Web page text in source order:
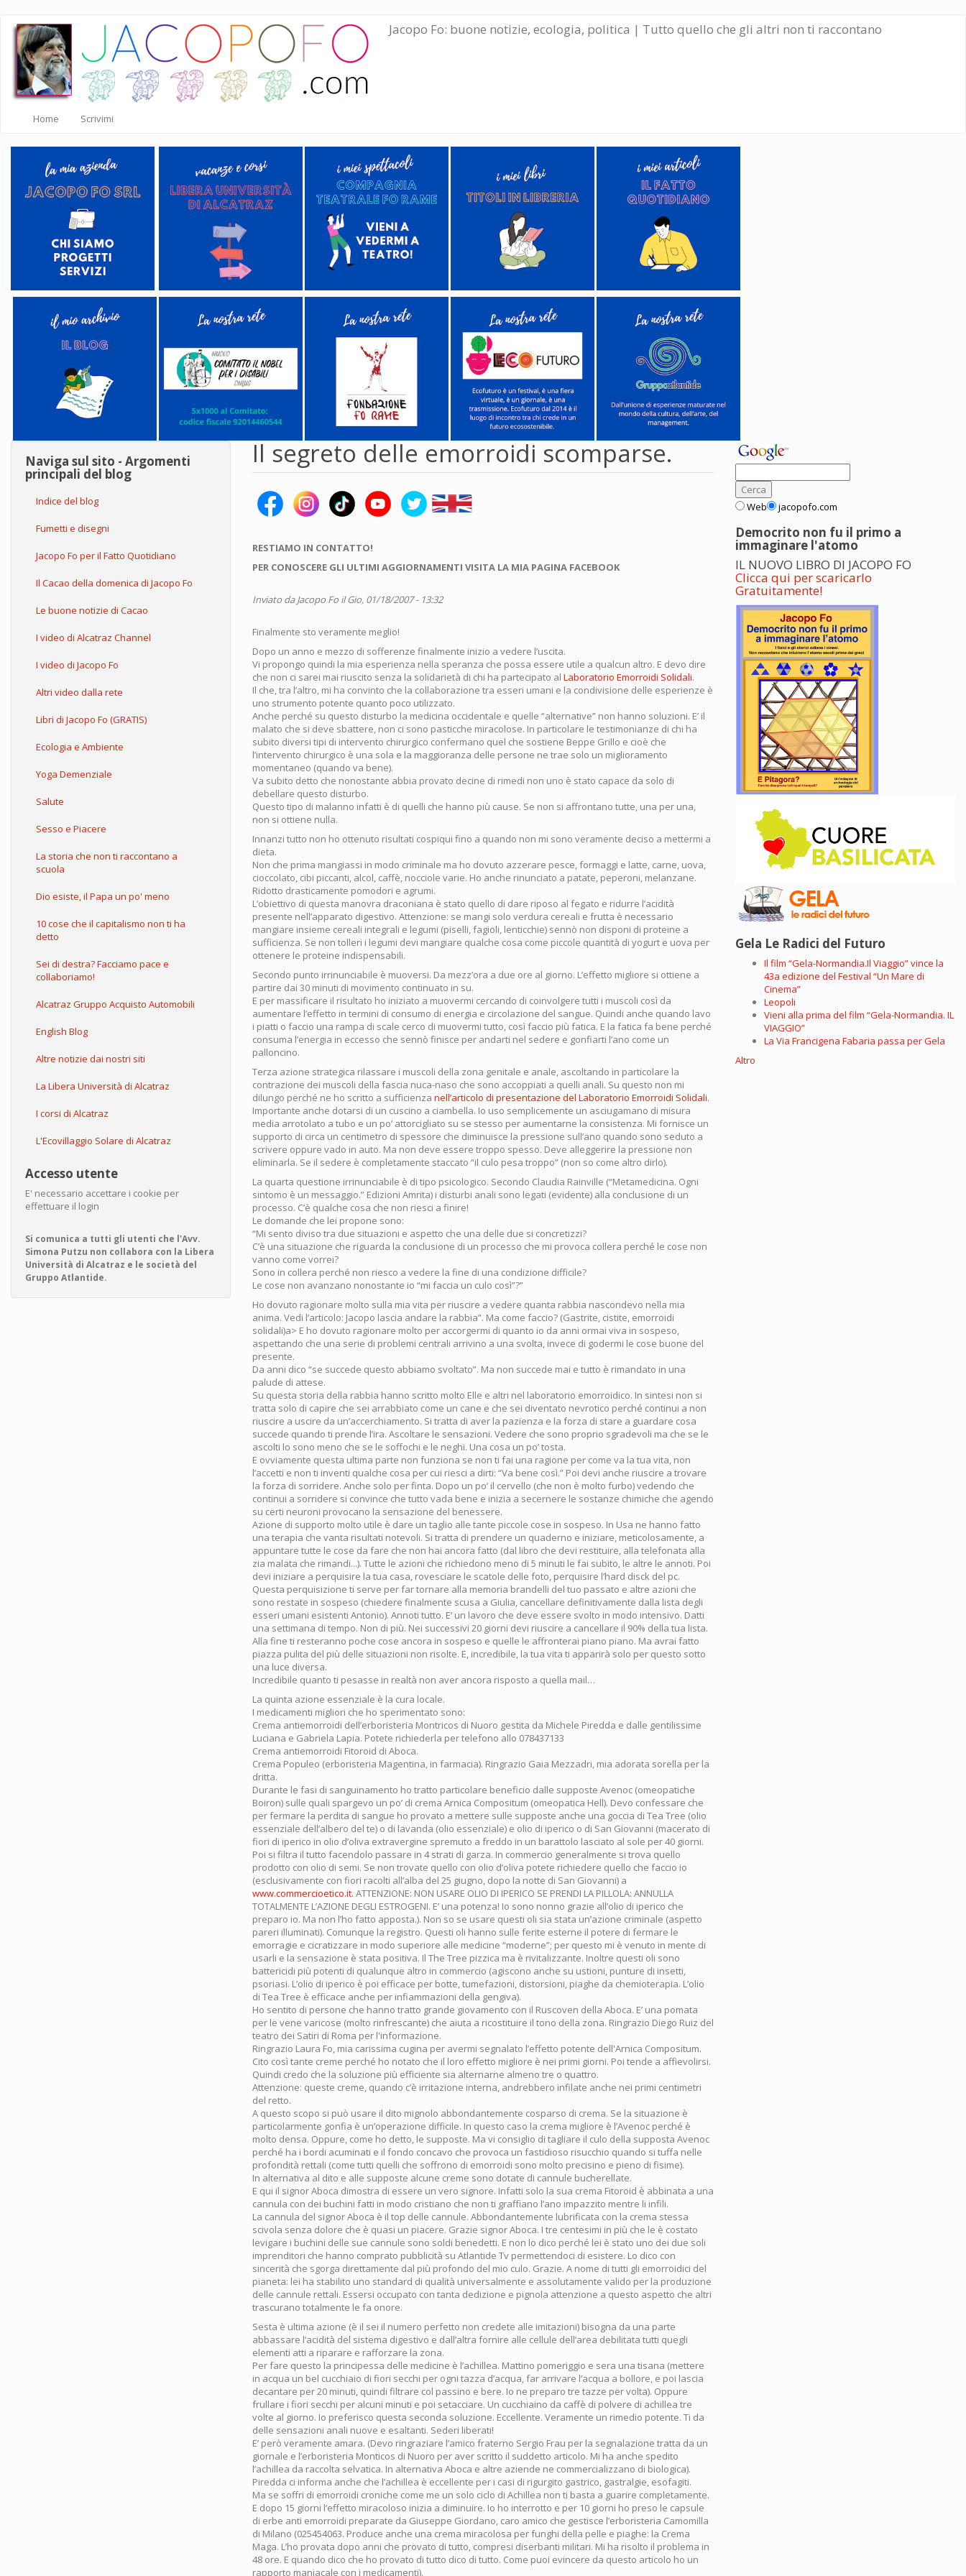
Salta
contenuto
principale
Jacopo Fo: buone notizie, ecologia, politica | Tutto quello che gli altri non ti raccontano
Home Scrivimi
Naviga sul sito - Argomenti
principali del blog
Indice del blog
Fumetti e disegni
Jacopo Fo per il Fatto Quotidiano
Il Cacao della domenica di Jacopo Fo
Le buone notizie di Cacao
I video di Alcatraz Channel
I video di Jacopo Fo
Altri video dalla rete
Libri di Jacopo Fo (GRATIS)
Ecologia e Ambiente
Yoga Demenziale
Salute
Sesso e Piacere
La storia che non ti raccontano a
scuola
Dio esiste, il Papa un po' meno
10 cose che il capitalismo non ti ha
detto
Sei di destra? Facciamo pace e
collaboriamo!
Alcatraz Gruppo Acquisto Automobili
English Blog
Altre notizie dai nostri siti
La Libera Università di Alcatraz
I corsi di Alcatraz
L'Ecovillaggio Solare di Alcatraz
Accesso utente
E' necessario accettare i cookie per
effettuare il login
Si comunica a tutti gli utenti che l'Avv.
Simona Putzu non collabora con la Libera
Università di Alcatraz e le società del
Gruppo Atlantide.
Il segreto delle emorroidi scomparse.
RESTIAMO IN CONTATTO!
PER CONOSCERE GLI ULTIMI AGGIORNAMENTI VISITA LA MIA PAGINA FACEBOOK
Inviato daJacopo Fo il Gio, 01/18/2007 - 13:32
Finalmente sto veramente meglio!
Dopo un anno e mezzo di sofferenze finalmente inizio a vedere l’uscita.
Vi propongo quindi la mia esperienza nella speranza che possa essere utile a qualcun altro. E devo dire
che non ci sarei mai riuscito senza la solidarietà di chi ha partecipato al Laboratorio Emorroidi Solidali.
Il che, tra l’altro, mi ha convinto che la collaborazione tra esseri umani e la condivisione delle esperienze è
uno strumento potente quanto poco utilizzato.
Anche perché su questo disturbo la medicina occidentale e quelle “alternative” non hanno soluzioni. E’ il
malato che si deve sbattere, non ci sono pasticche miracolose. In particolare le testimonianze di chi ha
subito diversi tipi di intervento chirurgico confermano quel che sostiene Beppe Grillo e cioè che
l’intervento chirurgico è una sola e la maggioranza delle persone ne trae solo un miglioramento
momentaneo (quando va bene).
Va subito detto che nonostante abbia provato decine di rimedi non uno è stato capace da solo di
debellare questo disturbo.
Questo tipo di malanno infatti è di quelli che hanno più cause. Se non si affrontano tutte, una per una,
non si ottiene nulla.
Innanzi tutto non ho ottenuto risultati cospiqui fino a quando non mi sono veramente deciso a mettermi a
dieta.
Non che prima mangiassi in modo criminale ma ho dovuto azzerare pesce, formaggi e latte, carne, uova,
cioccolato, cibi piccanti, alcol, caffè, nocciole varie. Ho anche rinunciato a patate, peperoni, melanzane.
Ridotto drasticamente pomodori e agrumi.
L’obiettivo di questa manovra draconiana è stato quello di dare riposo al fegato e ridurre l’acidità
presente nell’apparato digestivo. Attenzione: se mangi solo verdura cereali e frutta è necessario
mangiare insieme cereali integrali e legumi (piselli, fagioli, lenticchie) sennò non disponi di proteine a
sufficienza. Se non tolleri i legumi devi mangiare qualche cosa come piccole quantità di yogurt e uova per
ottenere le proteine indispensabili.
Secondo punto irrinunciabile è muoversi. Da mezz’ora a due ore al giorno. L’effetto migliore si ottiene a
partire dai 30 minuti di movimento continuato in su.
E per massificare il risultato ho iniziato a muovermi cercando di coinvolgere tutti i muscoli così da
aumentare l’effetto in termini di consumo di energia e circolazione del sangue. Quindi anche quando lavo
i piatti o faccio una rampa di scale cerco di muovermi tutto, così faccio più fatica. E la fatica fa bene perché
consuma l’energia in eccesso che sennò finisce per andarti nel sedere e gonfiarti l’ano come un
palloncino.
Terza azione strategica rilassare i muscoli della zona genitale e anale, ascoltando in particolare la
contrazione dei muscoli della fascia nuca-naso che sono accoppiati a quelli anali. Su questo non mi
dilungo perché ne ho scritto a sufficienza nell’articolo di presentazione del Laboratorio Emorroidi Solidali.
Importante anche dotarsi di un cuscino a ciambella. Io uso semplicemente un asciugamano di misura
media arrotolato a tubo e un po’ attorcigliato su se stesso per aumentarne la consistenza. Mi fornisce un
supporto di circa un centimetro di spessore che diminuisce la pressione sull’ano quando sono seduto a
scrivere oppure vado in auto. Ma non deve essere troppo spesso. Deve alleggerire la pressione non
eliminarla. Se il sedere è completamente staccato “il culo pesa troppo” (non so come altro dirlo).
La quarta questione irrinunciabile è di tipo psicologico. Secondo Claudia Rainville (“Metamedicina. Ogni
sintomo è un messaggio.” Edizioni Amrita) i disturbi anali sono legati (evidente) alla conclusione di un
processo. C’è qualche cosa che non riesci a finire!
Le domande che lei propone sono:
“Mi sento diviso tra due situazioni e aspetto che una delle due si concretizzi?
C’è una situazione che riguarda la conclusione di un processo che mi provoca collera perché le cose non
vanno come vorrei?
Sono in collera perché non riesco a vedere la fine di una condizione difficile?
Le cose non avanzano nonostante io “mi faccia un culo così”?”
Ho dovuto ragionare molto sulla mia vita per riuscire a vedere quanta rabbia nascondevo nella mia
anima. Vedi l’articolo: Jacopo lascia andare la rabbia”. Ma come faccio? (Gastrite, cistite, emorroidi
solidali)a> E ho dovuto ragionare molto per accorgermi di quanto io da anni ormai viva in sospeso,
aspettando che una serie di problemi centrali arrivino a una svolta, invece di godermi le cose buone del
presente.
Da anni dico “se succede questo abbiamo svoltato”. Ma non succede mai e tutto è rimandato in una
palude di attese.
Su questa storia della rabbia hanno scritto molto Elle e altri nel laboratorio emorroidico. In sintesi non si
tratta solo di capire che sei arrabbiato come un cane e che sei diventato nevrotico perché continui a non
riuscire a uscire da un’accerchiamento. Si tratta di aver la pazienza e la forza di stare a guardare cosa
succede quando ti prende l’ira. Ascoltare le sensazioni. Vedere che sono proprio sgradevoli ma che se le
ascolti lo sono meno che se le soffochi e le neghi. Una cosa un po’ tosta.
E ovviamente questa ultima parte non funziona se non ti fai una ragione per come va la tua vita, non
l’accetti e non ti inventi qualche cosa per cui riesci a dirti: “Va bene così.” Poi devi anche riuscire a trovare
la forza di sorridere. Anche solo per finta. Dopo un po’ il cervello (che non è molto furbo) vedendo che
continui a sorridere si convince che tutto vada bene e inizia a secernere le sostanze chimiche che agendo
su certi neuroni provocano la sensazione del benessere.
Azione di supporto molto utile è dare un taglio alle tante piccole cose in sospeso. In Usa ne hanno fatto
una terapia che vanta risultati notevoli. Si tratta di prendere un quaderno e iniziare, meticolosamente, a
appuntare tutte le cose da fare che non hai ancora fatto (dal libro che devi restituire, alla telefonata alla
zia malata che rimandi...). Tutte le azioni che richiedono meno di 5 minuti le fai subito, le altre le annoti. Poi
devi iniziare a perquisire la tua casa, rovesciare le scatole delle foto, perquisire l’hard disck del pc.
Questa perquisizione ti serve per far tornare alla memoria brandelli del tuo passato e altre azioni che
sono restate in sospeso (chiedere finalmente scusa a Giulia, cancellare definitivamente dalla lista degli
esseri umani esistenti Antonio). Annoti tutto. E’ un lavoro che deve essere svolto in modo intensivo. Datti
una settimana di tempo. Non di più. Nei successivi 20 giorni devi riuscire a cancellare il 90% della tua lista.
Alla fine ti resteranno poche cose ancora in sospeso e quelle le affronterai piano piano. Ma avrai fatto
piazza pulita del più delle situazioni non risolte. E, incredibile, la tua vita ti apparirà solo per questo sotto
una luce diversa.
Incredibile quanto ti pesasse in realtà non aver ancora risposto a quella mail…
La quinta azione essenziale è la cura locale.
I medicamenti migliori che ho sperimentato sono:
Crema antiemorroidi dell’erboristeria Montricos di Nuoro gestita da Michele Piredda e dalle gentilissime
Luciana e Gabriela Lapia. Potete richiederla per telefono allo 078437133
Crema antiemorroidi Fitoroid di Aboca.
Crema Populeo (erboristeria Magentina, in farmacia). Ringrazio Gaia Mezzadri, mia adorata sorella per la
dritta.
Durante le fasi di sanguinamento ho tratto particolare beneficio dalle supposte Avenoc (omeopatiche
Boiron) sulle quali spargevo un po’ di crema Arnica Compositum (omeopatica Hell). Devo confessare che
per fermare la perdita di sangue ho provato a mettere sulle supposte anche una goccia di Tea Tree (olio
essenziale dell’albero del te) o di lavanda (olio essenziale) e olio di iperico o di San Giovanni (macerato di
fiori di iperico in olio d’oliva extravergine spremuto a freddo in un barattolo lasciato al sole per 40 giorni.
Poi si filtra il tutto facendolo passare in 4 strati di garza. In commercio generalmente si trova quello
prodotto con olio di semi. Se non trovate quello con olio d’oliva potete richiedere quello che faccio io
(esclusivamente con fiori racolti all’alba del 25 giugno, dopo la notte di San Giovanni) a
www.commercioetico.it. ATTENZIONE: NON USARE OLIO DI IPERICO SE PRENDI LA PILLOLA: ANNULLA
TOTALMENTE L’AZIONE DEGLI ESTROGENI. E’ una potenza! Io sono nonno grazie all’olio di iperico che
preparo io. Ma non l’ho fatto apposta.). Non so se usare questi oli sia stata un’azione criminale (aspetto
pareri illuminati). Comunque la registro. Questi oli hanno sulle ferite esterne il potere di fermare le
emorragie e cicratizzare in modo superiore alle medicine “moderne”; per questo mi è venuto in mente di
usarli e la sensazione è stata positiva. Il The Tree pizzica ma è rivitalizzante. Inoltre questi oli sono
battericidi più potenti di qualunque altro in commercio (agiscono anche su ustioni, punture di insetti,
psoriasi. L’olio di iperico è poi efficace per botte, tumefazioni, distorsioni, piaghe da chemioterapia. L’olio
di Tea Tree è efficace anche per infiammazioni della gengiva).
Ho sentito di persone che hanno tratto grande giovamento con il Ruscoven della Aboca. E’ una pomata
per le vene varicose (molto rinfrescante) che aiuta a ricostituire il tono della zona. Ringrazio Diego Ruiz del
teatro dei Satiri di Roma per l'informazione.
Ringrazio Laura Fo, mia carissima cugina per avermi segnalato l’effetto potente dell'Arnica Compositum.
Cito così tante creme perché ho notato che il loro effetto migliore è nei primi giorni. Poi tende a affievolirsi.
Quindi credo che la soluzione più efficiente sia alternarne almeno tre o quattro.
Attenzione: queste creme, quando c’è irritazione interna, andrebbero infilate anche nei primi centimetri
del retto.
A questo scopo si può usare il dito mignolo abbondantemente cosparso di crema. Se la situazione è
particolarmente gonfia è un’operazione difficile. In questo caso la crema migliore è l’Avenoc perché è
molto densa. Oppure, come ho detto, le supposte. Ma vi consiglio di tagliare il culo della supposta Avenoc
perché ha i bordi acuminati e il fondo concavo che provoca un fastidioso risucchio quando si tuffa nelle
profondità rettali (come tutti quelli che soffrono di emorroidi sono molto precisino e pieno di fisime).
In alternativa al dito e alle supposte alcune creme sono dotate di cannule bucherellate.
E qui il signor Aboca dimostra di essere un vero signore. Infatti solo la sua crema Fitoroid è abbinata a una
cannula con dei buchini fatti in modo cristiano che non ti graffiano l’ano impazzito mentre li infili.
La cannula del signor Aboca è il top delle cannule. Abbondantemente lubrificata con la crema stessa
scivola senza dolore che è quasi un piacere. Grazie signor Aboca. I tre centesimi in più che le è costato
levigare i buchini delle sue cannule sono soldi benedetti. E non lo dico perché lei è stato uno dei due soli
imprenditori che hanno comprato pubblicità su Atlantide Tv permettendoci di esistere. Lo dico con
sincerità che sgorga direttamente dal più profondo del mio culo. Grazie. A nome di tutti gli emorroidici del
pianeta: lei ha stabilito uno standard di qualità universalmente e assolutamente valido per la produzione
delle cannule rettali. Essersi occupato con tanta dedizione e pignola attenzione a questo aspetto che altri
trascurano totalmente le fa onore.
Sesta è ultima azione (è il sei il numero perfetto non credete alle imitazioni) bisogna da una parte
abbassare l’acidità del sistema digestivo e dall’altra fornire alle cellule dell’area debilitata tutti quegli
elementi atti a riparare e rafforzare la zona.
Per fare questo la principessa delle medicine è l’achillea. Mattino pomeriggio e sera una tisana (mettere
in acqua un bel cucchiaio di fiori secchi per ogni tazza d’acqua, far arrivare l’acqua a bollore, e poi lascia
decantare per 20 minuti, quindi filtrare col passino e bere. Io ne preparo tre tazze per volta). Oppure
frullare i fiori secchi per alcuni minuti e poi setacciare. Un cucchiaino da caffè di polvere di achillea tre
volte al giorno. Io preferisco questa seconda soluzione. Eccellente. Veramente un rimedio potente. Ti da
delle sensazioni anali nuove e esaltanti. Sederi liberati!
E’ però veramente amara. (Devo ringraziare l’amico fraterno Sergio Frau per la segnalazione tratta da un
giornale e l’erboristeria Monticos di Nuoro per aver scritto il suddetto articolo. Mi ha anche spedito
l’achillea da raccolta selvatica. In alternativa Aboca e altre aziende ne commercializzano di biologica).
Piredda ci informa anche che l’achillea è eccellente per i casi di rigurgito gastrico, gastralgie, esofagiti.
Ma se soffri di emorroidi croniche come me un solo ciclo di Achillea non ti basta a guarire completamente.
E dopo 15 giorni l’effetto miracoloso inizia a diminuire. Io ho interrotto e per 10 giorni ho preso le capsule
di erbe anti emorroidi preparate da Giuseppe Giordano, caro amico che gestisce l’erboristeria Camomilla
di Milano (025454063. Produce anche una crema miracolosa per funghi della pelle e piaghe: la Crema
Maga. L’ho provata dopo anni che provato di tutto, compresi diserbanti militari. Mi ha risolto il problema in
48 ore. E quando dico che ho provato di tutto dico di tutto. Come puoi evincere da questo articolo ho un
rapporto maniacale con i medicamenti).
Web jacopofo.com
Democrito non fu il primo a
immaginare l'atomo
IL NUOVO LIBRO DI JACOPO FO
Clicca qui per scaricarlo
Gratuitamente!
Gela Le Radici del Futuro
Il film “Gela-Normandia.Il Viaggio” vince la
43a edizione del Festival “Un Mare di
Cinema”
Leopoli
Vieni alla prima del film “Gela-Normandia. IL
VIAGGIO”
La Via Francigena Fabaria passa per Gela
Altro